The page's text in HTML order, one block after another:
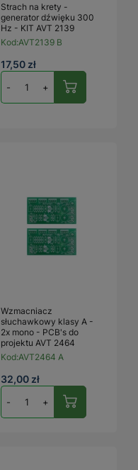
Strach na krety -
generator dźwięku 300
Hz - KIT AVT 2139
Kod:AVT2139 B
17,50 zł
- +
Wzmacniacz
słuchawkowy klasy A -
2x mono - PCB's do
projektu AVT 2464
Kod:AVT2464 A
32,00 zł
- +